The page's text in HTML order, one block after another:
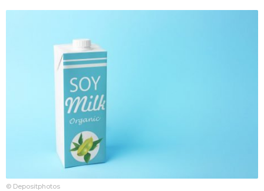
© Depositphotos